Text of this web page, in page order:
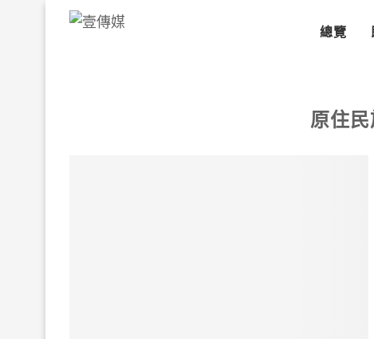
總覽
原住